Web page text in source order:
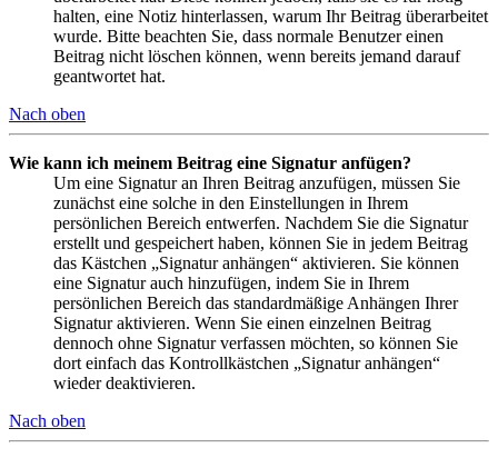
halten, eine Notiz hinterlassen, warum Ihr Beitrag überarbeitet
wurde. Bitte beachten Sie, dass normale Benutzer einen
Beitrag nicht löschen können, wenn bereits jemand darauf
geantwortet hat.
Nach oben
Wie kann ich meinem Beitrag eine Signatur anfügen?
Um eine Signatur an Ihren Beitrag anzufügen, müssen Sie
zunächst eine solche in den Einstellungen in Ihrem
persönlichen Bereich entwerfen. Nachdem Sie die Signatur
erstellt und gespeichert haben, können Sie in jedem Beitrag
das Kästchen „Signatur anhängen“ aktivieren. Sie können
eine Signatur auch hinzufügen, indem Sie in Ihrem
persönlichen Bereich das standardmäßige Anhängen Ihrer
Signatur aktivieren. Wenn Sie einen einzelnen Beitrag
dennoch ohne Signatur verfassen möchten, so können Sie
dort einfach das Kontrollkästchen „Signatur anhängen“
wieder deaktivieren.
Nach oben